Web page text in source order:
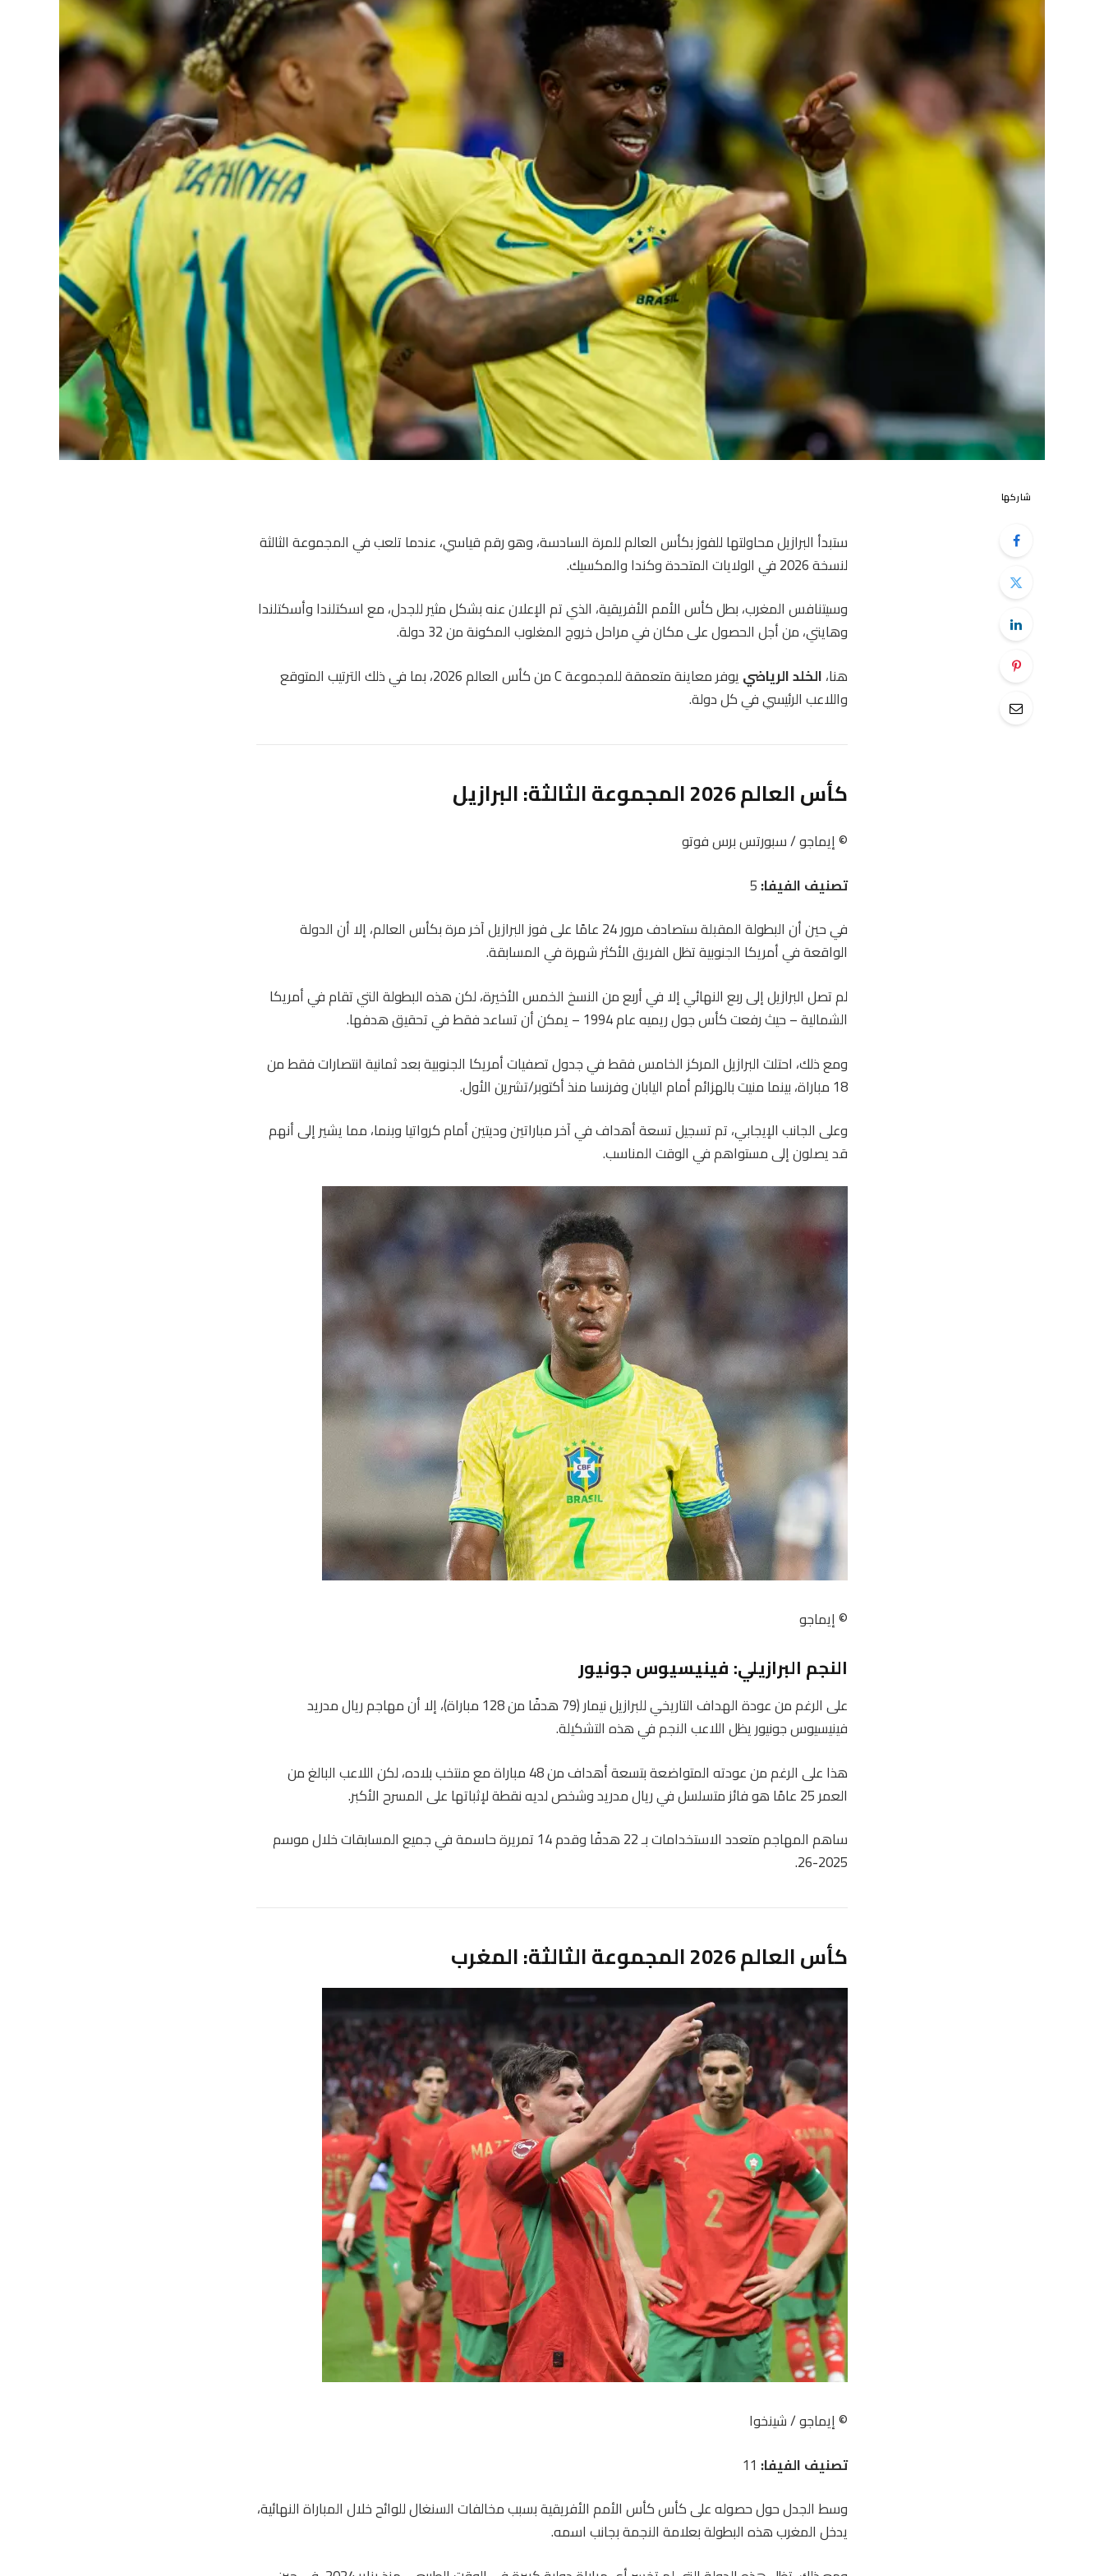
شاركها
ستبدأ البرازيل محاولتها للفوز بكأس العالم للمرة السادسة، وهو رقم قياسي، عندما تلعب في المجموعة الثالثة
لنسخة 2026 في الولايات المتحدة وكندا والمكسيك.
وسيتنافس المغرب، بطل كأس الأمم الأفريقية، الذي تم الإعلان عنه بشكل مثير للجدل، مع اسكتلندا وأسكتلندا
وهايتي، من أجل الحصول على مكان في مراحل خروج المغلوب المكونة من 32 دولة.
هنا،الخلد الرياضي
يوفر معاينة متعمقة للمجموعة C من كأس العالم 2026، بما في ذلك الترتيب المتوقع
واللاعب الرئيسي في كل دولة.
كأس العالم 2026 المجموعة الثالثة: البرازيل
© إيماجو / سبورتس برس فوتو
تصنيف الفيفا:5
في حين أن البطولة المقبلة ستصادف مرور 24 عامًا على فوز البرازيل آخر مرة بكأس العالم، إلا أن الدولة
الواقعة في أمريكا الجنوبية تظل الفريق الأكثر شهرة في المسابقة.
لم تصل البرازيل إلى ربع النهائي إلا في أربع من النسخ الخمس الأخيرة، لكن هذه البطولة التي تقام في أمريكا
الشمالية – حيث رفعت كأس جول ريميه عام 1994 – يمكن أن تساعد فقط في تحقيق هدفها.
ومع ذلك، احتلت البرازيل المركز الخامس فقط في جدول تصفيات أمريكا الجنوبية بعد ثمانية انتصارات فقط من
18 مباراة، بينما منيت بالهزائم أمام اليابان وفرنسا منذ أكتوبر/تشرين الأول.
وعلى الجانب الإيجابي، تم تسجيل تسعة أهداف في آخر مباراتين وديتين أمام كرواتيا وبنما، مما يشير إلى أنهم
قد يصلون إلى مستواهم في الوقت المناسب.
© إيماجو
النجم البرازيلي: فينيسيوس جونيور
على الرغم من عودة الهداف التاريخي للبرازيل نيمار (79 هدفًا من 128 مباراة)، إلا أن مهاجم ريال مدريد
فينيسيوس جونيور يظل اللاعب النجم في هذه التشكيلة.
هذا على الرغم من عودته المتواضعة بتسعة أهداف من 48 مباراة مع منتخب بلاده، لكن اللاعب البالغ من
العمر 25 عامًا هو فائز متسلسل في ريال مدريد وشخص لديه نقطة لإثباتها على المسرح الأكبر.
ساهم المهاجم متعدد الاستخدامات بـ 22 هدفًا وقدم 14 تمريرة حاسمة في جميع المسابقات خلال موسم
2025-26.
كأس العالم 2026 المجموعة الثالثة: المغرب
© إيماجو / شينخوا
تصنيف الفيفا: 11
وسط الجدل حول حصوله على كأس كأس الأمم الأفريقية بسبب مخالفات السنغال للوائح خلال المباراة النهائية،
يدخل المغرب هذه البطولة بعلامة النجمة بجانب اسمه.